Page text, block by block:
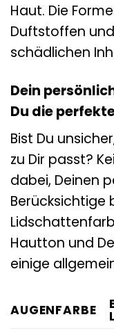
Haut. Die
Duftstoffen
schädlichen
Dein
Du die
Bist Du
zu Dir passt?
dabei, Deinen
Berücksichtige
Hautton und
einige
AUGENFARBE